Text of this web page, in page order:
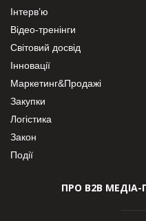
Інтерв’ю
Відео-тренінги
Світовий досвід
Інновації
Маркетинг&Продажі
Закупки
Логістика
Закон
Події
ПРО В2В МЕДІА-